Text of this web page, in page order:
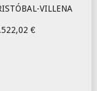
VILLENA
€